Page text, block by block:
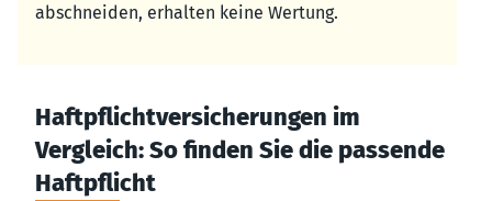
abschneiden, erhalten keine Wertung.
Haftpflichtversicherungen im
Vergleich: So finden Sie die passende
Haftpflicht